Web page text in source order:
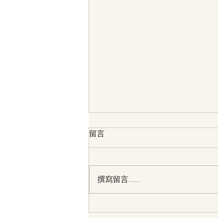
樟木裁枝化身香氛品味！USR
留言
撰寫留言......